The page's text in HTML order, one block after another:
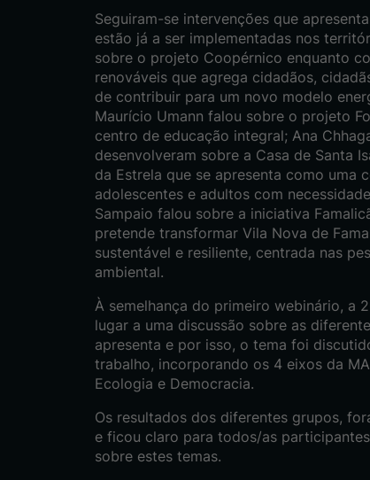
Seguiram-se intervenções que
estão já a ser implementadas nos
sobre o projeto Coopérnico enquanto
renováveis que agrega cidadãos,
de contribuir para um novo modelo
Maurício Umann falou sobre o projeto
centro de educação integral; Ana
desenvolveram sobre a Casa de Santa
da Estrela que se apresenta como uma
adolescentes e adultos com
Sampaio falou sobre a iniciativa
pretende transformar Vila Nova de
sustentável e resiliente, centrada nas
ambiental.
À semelhança do primeiro webinário, a
lugar a uma discussão sobre as
apresenta e por isso, o tema foi
trabalho, incorporando os 4 eixos da
Ecologia e Democracia.
Os resultados dos diferentes grupos,
e ficou claro para todos/as
sobre estes temas.